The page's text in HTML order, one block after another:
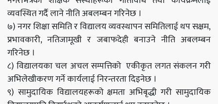
व्यवस्थित गर्दै लाने नीति अबलम्बन गरिनेछ ।
७) नगर शिक्षा समिति र विद्यालय व्यवस्थापन समितिलाई थप सक्षम,
प्रभावकारी, नतिजामूखी र जबाफदेही बनाउने नीति अबलम्बन
गरिनेछ ।
८) विद्यालयका चल अचल सम्पत्तिको एकीकृत लगत संकलन गरी
अभिलेखीकरण गर्ने कार्यलाई निरन्तरता दिइनेछ ।
९) सामुदायिक विद्यालयहरूको क्षमता अभिबृद्धी गरी सामुदायिक